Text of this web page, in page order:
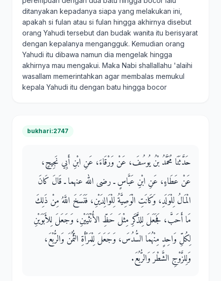
ditanyakan kepadanya siapa yang melakukan ini,
apakah si fulan atau si fulan hingga akhirnya disebut
orang Yahudi tersebut dan budak wanita itu berisyarat
dengan kepalanya mengangguk. Kemudian orang
Yahudi itu dibawa namun dia mengelak hingga
akhirnya mau mengakui. Maka Nabi shallallahu 'alaihi
wasallam memerintahkan agar membalas memukul
kepala Yahudi itu dengan batu hingga bocor
bukhari:2747
حَدَّثَنَا مُحَمَّدُ بْنُ يُوسُفَ، عَنْ وَرْقَاءَ، عَنِ ابْنِ أَبِي نَجِيحٍ،
عَنْ عَطَاءٍ، عَنِ ابْنِ عَبَّاسٍ ـ رضى الله عنهما ـ قَالَ كَانَ
الْمَالُ لِلْوَلَدِ، وَكَانَتِ الْوَصِيَّةُ لِلْوَالِدَيْنِ، فَنَسَخَ اللَّهُ مِنْ ذَلِكَ
مَا أَحَبَّ، فَجَعَلَ لِلذَّكَرِ مِثْلَ حَظِّ الأُنْثَيَيْنِ، وَجَعَلَ لِلأَبَوَيْنِ
لِكُلِّ وَاحِدٍ مِنْهُمَا السُّدُسَ، وَجَعَلَ لِلْمَرْأَةِ الثُّمُنَ وَالرُّبْعَ،
وَلِلزَّوْجِ الشَّطْرَ وَالرُّبُعَ‏.‏